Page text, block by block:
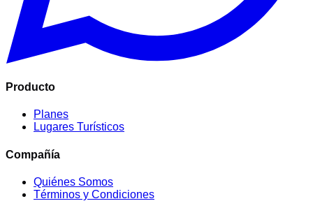
Producto
Planes
Lugares Turísticos
Compañía
Quiénes Somos
Términos y Condiciones